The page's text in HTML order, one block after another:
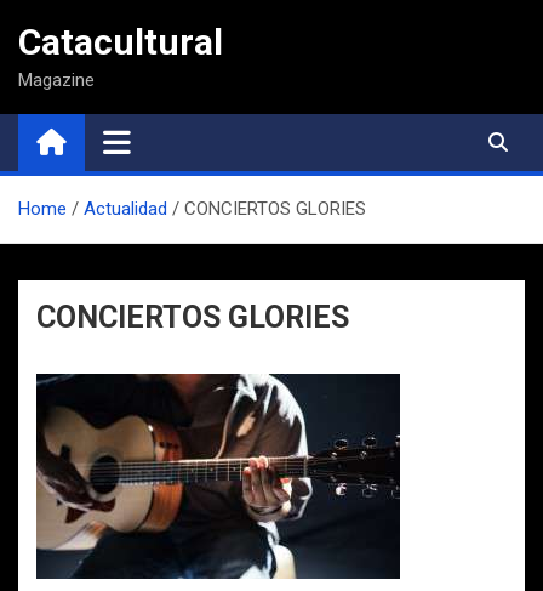
contenido
Catacultural
Magazine
Home Actualidad CONCIERTOS GLORIES
CONCIERTOS GLORIES